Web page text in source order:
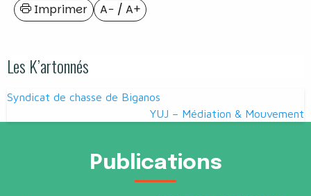
A− / A+
Imprimer
Les K’artonnés
Navigation
de
Syndicat de chasse de Biganos
YUJ – Médiation & Mouvement
Publications